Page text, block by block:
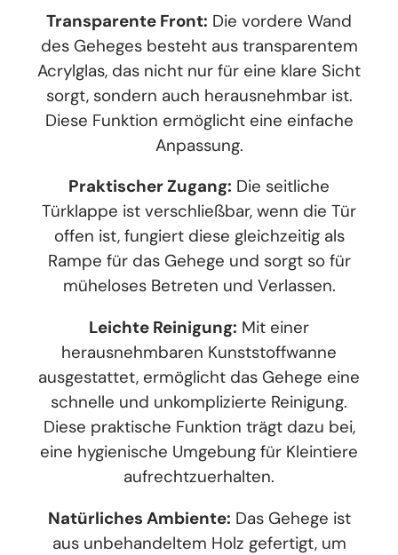
Transparente Front: Die vordere Wand
des Geheges besteht aus transparentem
Acrylglas, das nicht nur für eine klare Sicht
sorgt, sondern auch herausnehmbar ist.
Diese Funktion ermöglicht eine einfache
Anpassung.
Praktischer Zugang: Die seitliche
Türklappe ist verschließbar, wenn die Tür
offen ist, fungiert diese gleichzeitig als
Rampe für das Gehege und sorgt so für
müheloses Betreten und Verlassen.
Leichte Reinigung: Mit einer
herausnehmbaren Kunststoffwanne
ausgestattet, ermöglicht das Gehege eine
schnelle und unkomplizierte Reinigung.
Diese praktische Funktion trägt dazu bei,
eine hygienische Umgebung für Kleintiere
aufrechtzuerhalten.
Natürliches Ambiente: Das Gehege ist
aus unbehandeltem Holz gefertigt, um